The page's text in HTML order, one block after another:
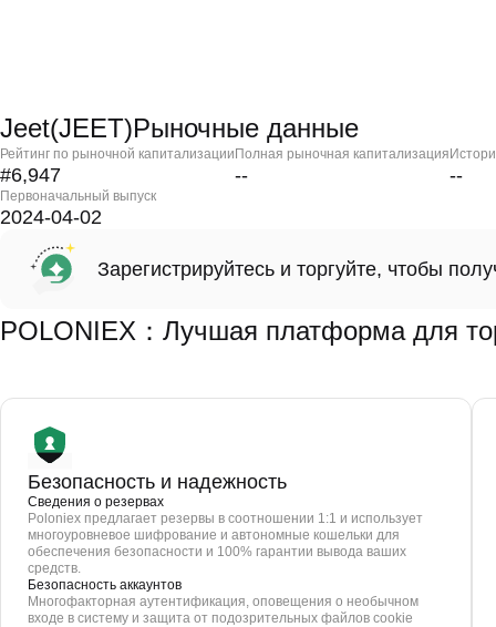
Jeet(JEET)Рыночные данные
Рейтинг по рыночной капитализации
#6,947
Полная рыночная капитализация
-- --
Первоначальный выпуск
2024-04-02
Зарегистрируйтесь и торгуйте, чтобы
POLONIEX：Лучшая платформа для
Безопасность и надежность
Сведения о резервах
Poloniex предлагает резервы в соотношении 1:1 и использует
многоуровневое шифрование и автономные кошельки для
обеспечения безопасности и 100% гарантии вывода ваших
средств.
Безопасность аккаунтов
Многофакторная аутентификация, оповещения о необычном
входе в систему и защита от подозрительных файлов cookie